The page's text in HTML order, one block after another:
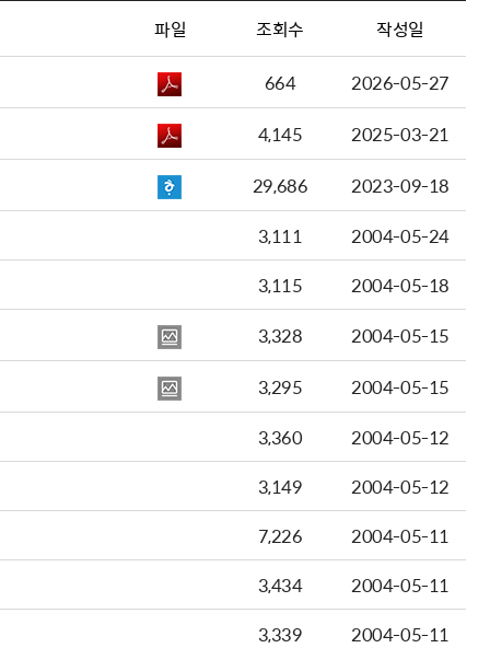
파일 조회수 작성일
664
2026-05-27
4,145
2025-03-21
29,686
2023-09-18
3,111
2004-05-24
3,115
2004-05-18
3,328
2004-05-15
3,295
2004-05-15
3,360
2004-05-12
3,149
2004-05-12
7,226
2004-05-11
3,434
2004-05-11
3,339
2004-05-11